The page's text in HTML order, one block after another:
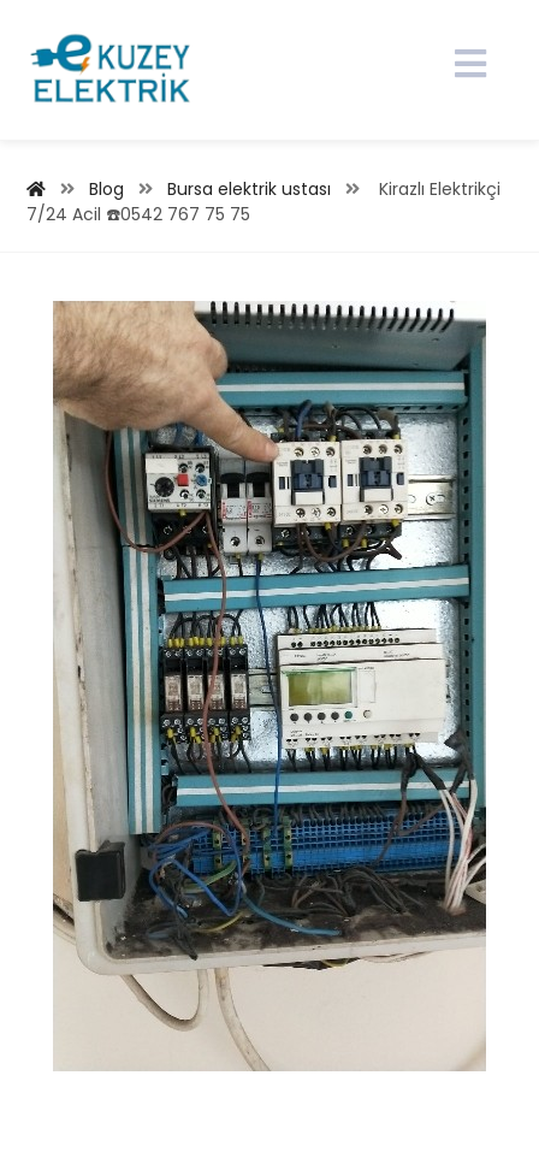
Blog Bursa elektrik ustası
Kirazlı Elektrikçi
7/24 Acil ☎️0542 767 75 75